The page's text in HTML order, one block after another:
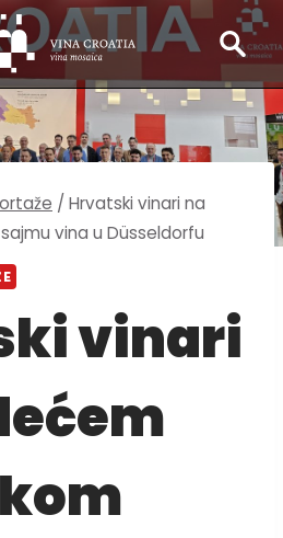
/ Hrvatski vinari na
vina u Düsseldorfu
vinari